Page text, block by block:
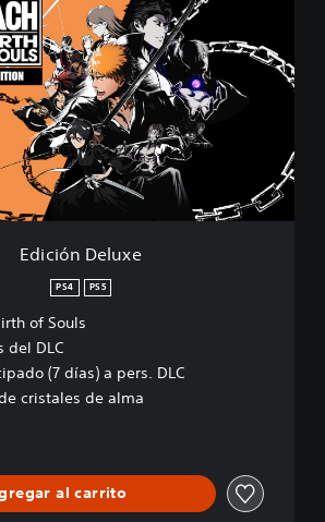
Edición Deluxe
PS4 PS5
of Souls
del DLC
(7 días) a pers. DLC
cristales de alma
al carrito